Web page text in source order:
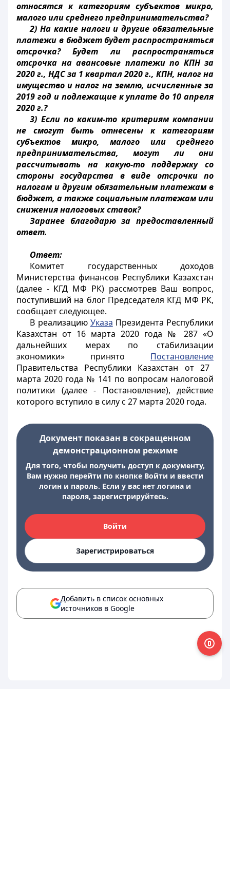
относятся к категориям субъектов микро,
малого или среднего предпринимательства?
2) На какие налоги и другие обязательные
платежи в бюджет будет распространяться
отсрочка? Будет ли распространяться
отсрочка на авансовые платежи по КПН за
2020 г., НДС за 1 квартал 2020 г., КПН, налог на
имущество и налог на землю, исчисленные за
2019 год и подлежащие к уплате до 10 апреля
2020 г.?
3) Если по каким-то критериям компании
не смогут быть отнесены к категориям
субъектов микро, малого или среднего
предпринимательства, могут ли они
рассчитывать на какую-то поддержку со
стороны государства в виде отсрочки по
налогам и другим обязательным платежам в
бюджет, а также социальным платежам или
снижения налоговых ставок?
Заранее благодарю за предоставленный
ответ.
Ответ:
Комитет государственных доходов
Министерства финансов Республики Казахстан
(далее - КГД МФ РК) рассмотрев Ваш вопрос,
поступивший на блог Председателя КГД МФ РК,
сообщает следующее.
В реализацию Указа Президента Республики
Казахстан от 16 марта 2020 года № 287 «О
дальнейших мерах по стабилизации
экономики» принято Постановление
Правительства Республики Казахстан от 27
марта 2020 года № 141 по вопросам налоговой
политики (далее - Постановление), действие
которого вступило в силу с 27 марта 2020 года.
Документ показан в сокращенном
демонстрационном режиме
Для того, чтобы получить доступ к документу,
Вам нужно перейти по кнопке Войти и ввести
логин и пароль. Если у вас нет логина и
пароля, зарегистрируйтесь.
Войти
Зарегистрироваться
Добавить в список основных
источников в Google